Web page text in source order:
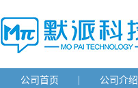
公司首页 公司介绍